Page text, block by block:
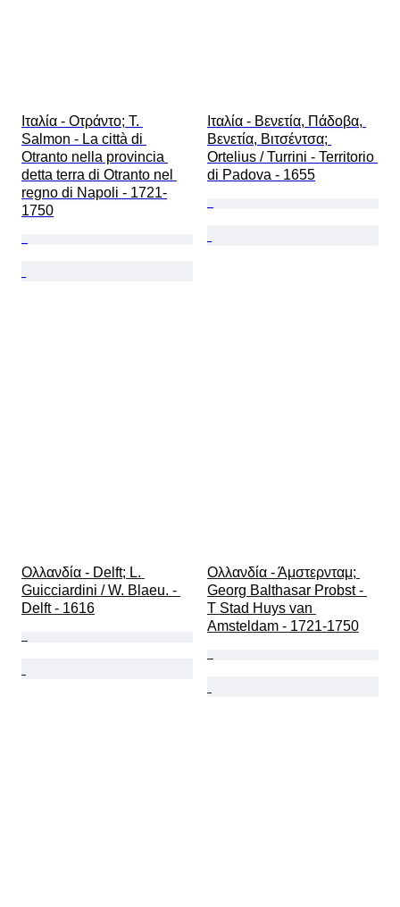
Ιταλία - Οτράντο; T.
Salmon - La città di
Otranto nella provincia
detta terra di Otranto nel
regno di Napoli - 1721-
1750
Ιταλία - Βενετία, Πάδοβα,
Βενετία, Βιτσέντσα;
Ortelius / Turrini - Territorio
di Padova - 1655
Ολλανδία - Delft; L.
Guicciardini / W. Blaeu. -
Delft - 1616
Ολλανδία - Άμστερνταμ;
Georg Balthasar Probst -
T Stad Huys van
Amsteldam - 1721-1750